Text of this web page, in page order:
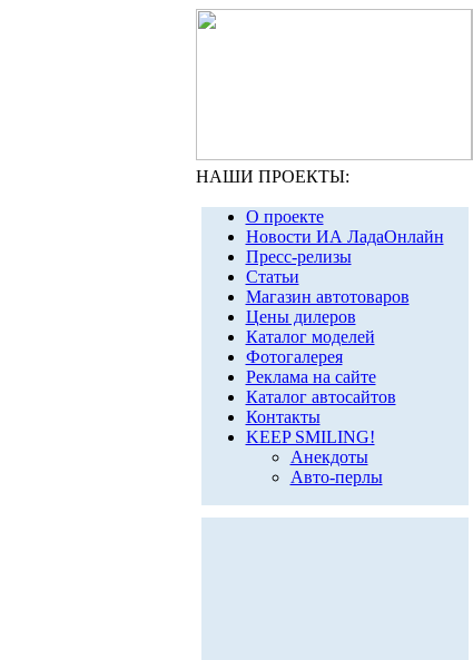
НАШИ ПРОЕКТЫ:
О проекте
Новости ИА ЛадаОнлайн
Пресс-релизы
Статьи
Магазин автотоваров
Цены дилеров
Каталог моделей
Фотогалерея
Реклама на сайте
Каталог автосайтов
Контакты
KEEP SMILING!
Анекдоты
Авто-перлы